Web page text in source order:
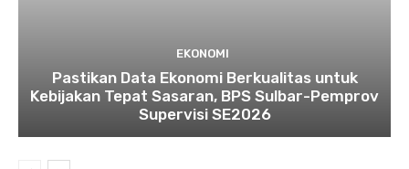
EKONOMI
Pastikan Data Ekonomi Berkualitas untuk
Kebijakan Tepat Sasaran, BPS Sulbar-Pemprov
Supervisi SE2026